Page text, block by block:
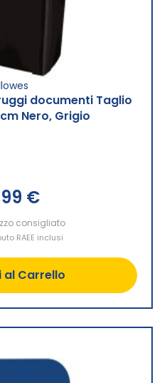
documenti Taglio
Nero, Grigio
€
consigliato
RAEE inclusi
al Carrello